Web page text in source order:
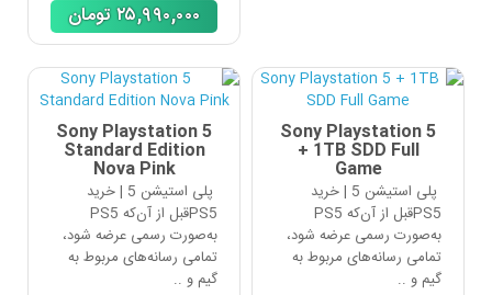
٢۵,٩٩٠,٠٠٠ تومان
Sony Playstation 5
+ 1TB SDD Full
Game
پلی استیشن 5 | خرید
PS5قبل از آن‌که PS5
به‌صورت رسمی عرضه شود،
تمامی رسانه‌های مربوط به
گیم و ..
Sony Playstation 5
Standard Edition
Nova Pink
پلی استیشن 5 | خرید
PS5قبل از آن‌که PS5
به‌صورت رسمی عرضه شود،
تمامی رسانه‌های مربوط به
گیم و ..